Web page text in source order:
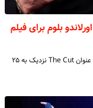
وزن ۲۵ کیلوگرمی اورلاندو بلوم برای فیلم
اورلاندو بلوم برای ایفای نقش یک بوکسور در فیلم جدیدش با عنوان The Cut نزدیک به ۲۵